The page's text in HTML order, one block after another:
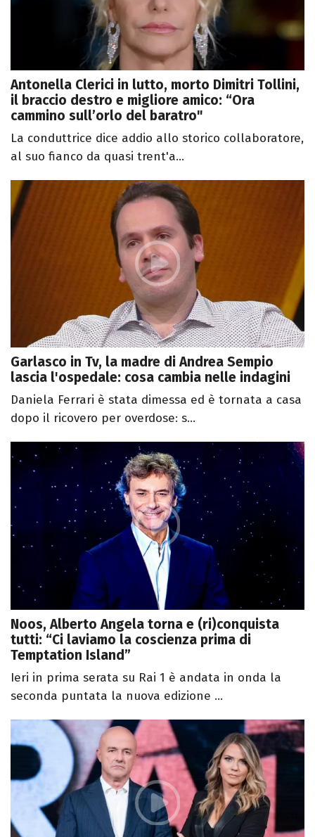
Antonella Clerici in lutto, morto Dimitri Tollini,
il braccio destro e migliore amico: “Ora
cammino sull’orlo del baratro"
La conduttrice dice addio allo storico collaboratore,
al suo fianco da quasi trent'a...
Garlasco in Tv, la madre di Andrea Sempio
lascia l'ospedale: cosa cambia nelle indagini
Daniela Ferrari è stata dimessa ed è tornata a casa
dopo il ricovero per overdose: s...
Noos, Alberto Angela torna e (ri)conquista
tutti: “Ci laviamo la coscienza prima di
Temptation Island”
Ieri in prima serata su Rai 1 è andata in onda la
seconda puntata la nuova edizione ...